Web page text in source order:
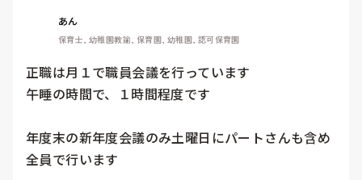
あん
保育士, 幼稚園教諭, 保育園, 幼稚園, 認可保育園
正職は月１で職員会議を行っています
午睡の時間で、１時間程度です
年度末の新年度会議のみ土曜日にパートさんも含め
全員で行います